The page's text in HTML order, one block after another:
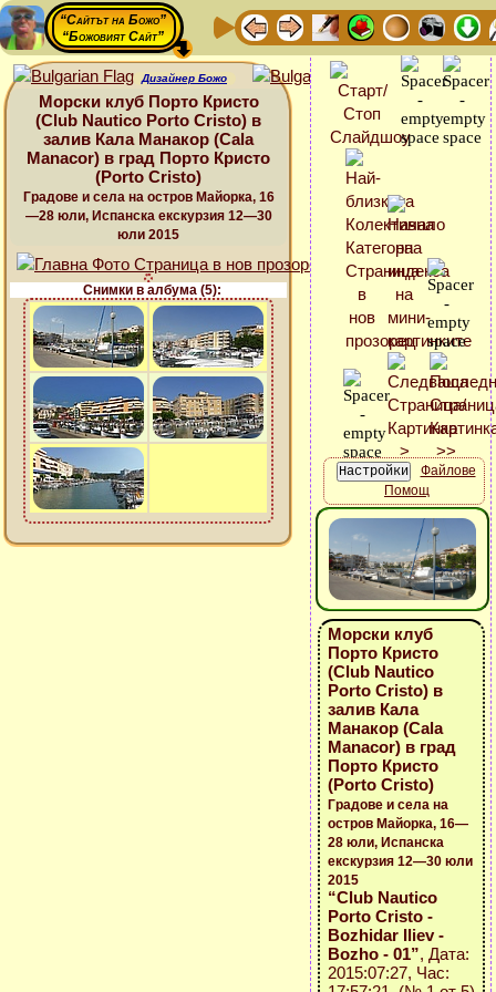
“Сайтът на Божо”
“Божовият Сайт”
Дизайнер Божо
Морски клуб Порто Кристо
(Club Nautico Porto Cristo) в
залив Кала Манакор (Cala
Manacor) в град Порто Кристо
(Porto Cristo)
Градове и села на остров Майорка, 16
—28 юли, Испанска екскурзия 12—30
юли 2015
Снимки в албума (5):
Файлове
Помощ
Морски клуб
Порто Кристо
(Club Nautico
Porto Cristo) в
залив Кала
Манакор (Cala
Manacor) в град
Порто Кристо
(Porto Cristo)
Градове и села на
остров Майорка, 16—
28 юли, Испанска
екскурзия 12—30 юли
2015
“Club Nautico
Porto Cristo -
Bozhidar Iliev -
Bozho - 01”, Дата:
2015:07:27, Час: